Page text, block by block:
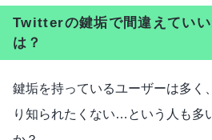
Twitterの鍵垢で間違えてい
は？
鍵垢を持っているユーザーは多く
り知られたくない…という人も多